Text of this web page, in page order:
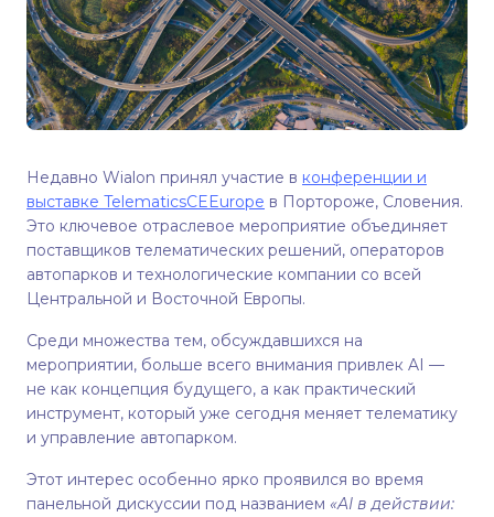
Недавно Wialon принял участие в конференции и
выставке TelematicsCEEurope в Портороже, Словения.
Это ключевое отраслевое мероприятие объединяет
поставщиков телематических решений, операторов
автопарков и технологические компании со всей
Центральной и Восточной Европы.
Среди множества тем, обсуждавшихся на
мероприятии, больше всего внимания привлек AI —
не как концепция будущего, а как практический
инструмент, который уже сегодня меняет телематику
и управление автопарком.
Этот интерес особенно ярко проявился во время
панельной дискуссии под названием «AI в действии: